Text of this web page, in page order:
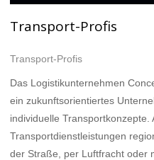
Transport-Profis
Transport-Profis
Das Logistikunternehmen
ein zukunftsorientiertes
individuelle Transportkonzepte.
Transportdienstleistungen
der Straße, per Luftfracht oder